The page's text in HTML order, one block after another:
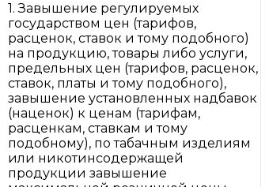
1. Завышение регулируемых
государством цен (тарифов,
расценок, ставок и тому подобного)
на продукцию, товары либо услуги,
предельных цен (тарифов, расценок,
ставок, платы и тому подобного),
завышение установленных надбавок
(наценок) к ценам (тарифам,
расценкам, ставкам и тому
подобному), по табачным изделиям
или никотинсодержащей
продукции завышение